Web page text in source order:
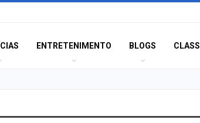
ENTRETENIMENTO BLOGS